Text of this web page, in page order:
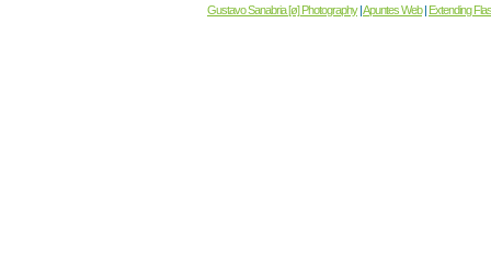
Gustavo Sanabria [ø] Photography| Apuntes Web| Extending